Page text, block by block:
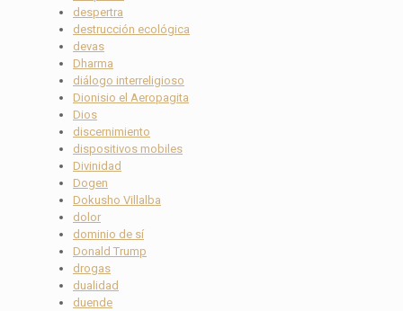
despertra
destrucción ecológica
devas
Dharma
diálogo interreligioso
Dionisio el Aeropagita
Dios
discernimiento
dispositivos mobiles
Divinidad
Dogen
Dokusho Villalba
dolor
dominio de sí
Donald Trump
drogas
dualidad
duende